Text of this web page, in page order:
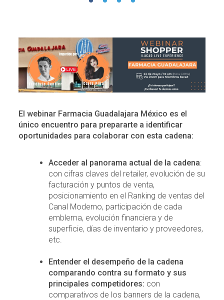
El webinar Farmacia Guadalajara México es el
único encuentro para prepararte a identificar
oportunidades para colaborar con esta cadena:
Acceder al panorama actual de la cadena:
con cifras claves del retailer, evolución de su
facturación y puntos de venta,
posicionamiento en el Ranking de ventas del
Canal Moderno, participación de cada
emblema, evolución financiera y de
superficie, días de inventario y proveedores,
etc.
Entender el desempeño de la cadena
comparando contra su formato y sus
principales competidores: con
comparativos de los banners de la cadena,